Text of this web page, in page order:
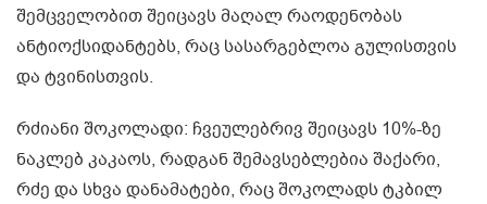
შემცველობით შეიცავს მაღალ რაოდენობას
ანტიოქსიდანტებს, რაც სასარგებლოა გულისთვის
და ტვინისთვის.
რძიანი შოკოლადი: ჩვეულებრივ შეიცავს 10%-ზე
ნაკლებ კაკაოს, რადგან შემავსებლებია შაქარი,
რძე და სხვა დანამატები, რაც შოკოლადს ტკბილ